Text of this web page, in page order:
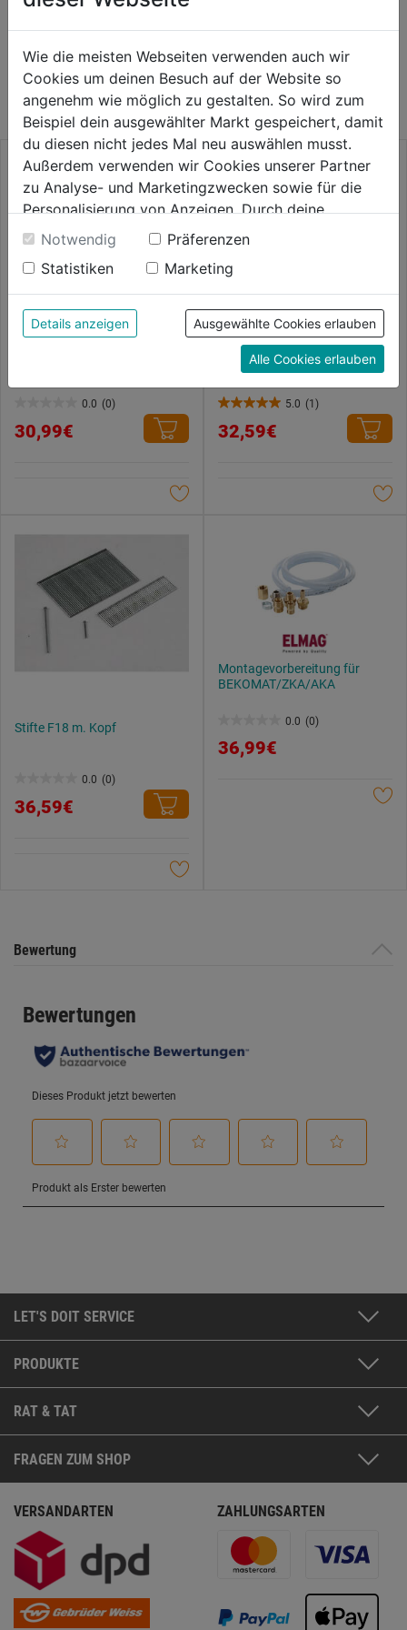
WEITERE PRODUKTE AUS DIESER
KATEGORIE
0.0 (0)
von
30,99€
Druckluft Gummischlauch 10m
5.0 (1)
5.0
von
32,59€
Stifte F18 m. Kopf
0.0 (0)
von
36,59€
Montagevorbereitung für
BEKOMAT/ZKA/AKA
0.0 (0)
von
36,99€
Bewertung
LET'S DOIT SERVICE
PRODUKTE
RAT & TAT
FRAGEN ZUM SHOP
VERSANDARTEN ZAHLUNGSARTEN
Wie die meisten Webseiten verwenden auch wir
Cookies um deinen Besuch auf der Website so
angenehm wie möglich zu gestalten. So wird zum
Beispiel dein ausgewählter Markt gespeichert, damit
du diesen nicht jedes Mal neu auswählen musst.
Außerdem verwenden wir Cookies unserer Partner
zu Analyse- und Marketingzwecken sowie für die
Personalisierung von Anzeigen. Durch deine
Einwilligung werden die Daten von Drittanbieter,
unter anderem auch in den USA, verarbeitet.
Durch Klick auf "Alle Cookies erlauben" stimmst du
der Verwendung aller Cookies zu. Unter "Details
anzeigen" findest du alle Infos zu den
unterschiedlichen Cookies, unter "Cookies
Konfigurieren" kannst du auswählen, welche Cookies
du zulassen möchtest und welche nicht.
Weitere Informationen findest du in unserer
Datenschutzerklärung.
Notwendig
Präferenzen
Statistiken
Marketing
Details anzeigen Ausgewählte Cookies erlauben
Alle Cookies erlauben